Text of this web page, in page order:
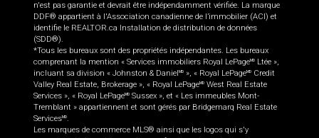
n'est pas garantie et devrait être indépendamment vérifiée. La marque
DDF® appartient à l'Association canadienne de l’immobilier (ACI) et
identifie le REALTOR.ca Installation de distribution de données
(SDD®).
*Tous les bureaux sont des propriétés indépendantes. Les bureaux
comprenant la mention « Services immobiliers Royal LePageMD
Ltée »,
incluant sa division « Johnston & Daniel MD », « Royal LePageMD
Credit
Valley Real Estate, Brokerage », « Royal LePageMD West Real Estate
Services », « Royal LePageMD Sussex », et « Les immeubles Mont-
Tremblant » appartiennent et sont gérés par Bridgemarq Real Estate
ServicesMD.
Les marques de commerce MLS® ainsi que les logos qui s'y